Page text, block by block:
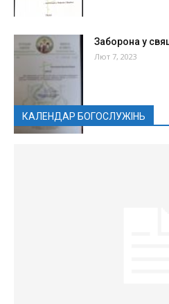
Заборона у
Лют 7, 2023
КАЛЕНДАР БОГОСЛУЖІНЬ